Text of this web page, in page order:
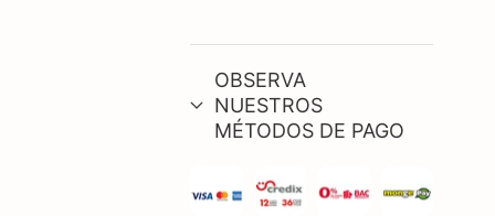
OBSERVA
NUESTROS
MÉTODOS DE PAGO